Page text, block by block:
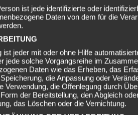
und weiteren Städten
mit Verpackung)
ist jede identifizierte oder
Daten von dem für die
ist jeder mit oder ohne Hilfe
jede solche Vorgangsreihe im
Daten wie das Erheben, das
die Anpassung oder
Verwendung, die Offenlegung durch
der Bereitstellung, den Abgleich
das Löschen oder die Vernichtung.